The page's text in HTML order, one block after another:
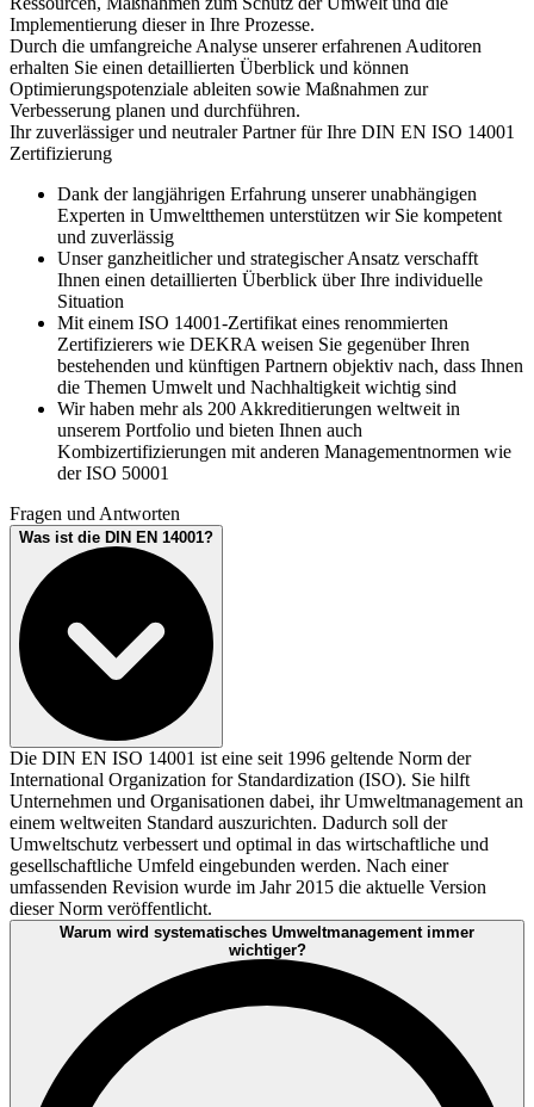
Implementierung dieser in Ihre Prozesse.
Durch die umfangreiche Analyse unserer erfahrenen Auditoren
erhalten Sie einen detaillierten Überblick und können
Optimierungspotenziale ableiten sowie Maßnahmen zur
Verbesserung planen und durchführen.
Ihr zuverlässiger und neutraler Partner für Ihre DIN EN ISO 14001
Zertifizierung
Dank der langjährigen Erfahrung unserer unabhängigen
Experten in Umweltthemen unterstützen wir Sie kompetent
und zuverlässig
Unser ganzheitlicher und strategischer Ansatz verschafft
Ihnen einen detaillierten Überblick über Ihre individuelle
Situation
Mit einem ISO 14001-Zertifikat eines renommierten
Zertifizierers wie DEKRA weisen Sie gegenüber Ihren
bestehenden und künftigen Partnern objektiv nach, dass Ihnen
die Themen Umwelt und Nachhaltigkeit wichtig sind
Wir haben mehr als 200 Akkreditierungen weltweit in
unserem Portfolio und bieten Ihnen auch
Kombizertifizierungen mit anderen Managementnormen wie
der ISO 50001
Fragen und Antworten
Was ist die DIN EN 14001?
Die DIN EN ISO 14001 ist eine seit 1996 geltende Norm der
International Organization for Standardization (ISO). Sie hilft
Unternehmen und Organisationen dabei, ihr Umweltmanagement an
einem weltweiten Standard auszurichten. Dadurch soll der
Umweltschutz verbessert und optimal in das wirtschaftliche und
gesellschaftliche Umfeld eingebunden werden. Nach einer
umfassenden Revision wurde im Jahr 2015 die aktuelle Version
dieser Norm veröffentlicht.
Warum wird systematisches Umweltmanagement immer
wichtiger?